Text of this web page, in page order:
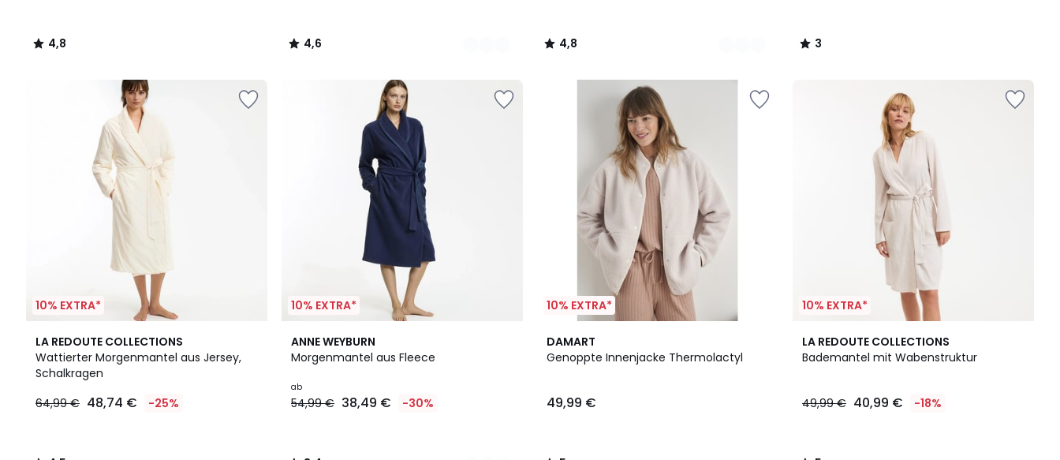
4,8
/
4,6
/
4,8
/
3
/
10% EXTRA*
LA REDOUTE COLLECTIONS
Wattierter Morgenmantel aus Jersey,
Schalkragen
64,99 € 48,74 € -25%
4,5
/ 5
10% EXTRA*
ANNE WEYBURN
Morgenmantel aus Fleece
ab
54,99 € 38,49 € -30%
3,4
/ 5
2
Farben
10% EXTRA*
DAMART
Genoppte Innenjacke Thermolactyl
49,99 €
5
/
10% EXTRA*
LA REDOUTE COLLECTIONS
Bademantel mit Wabenstruktur
49,99 € 40,99 € -18%
5
/